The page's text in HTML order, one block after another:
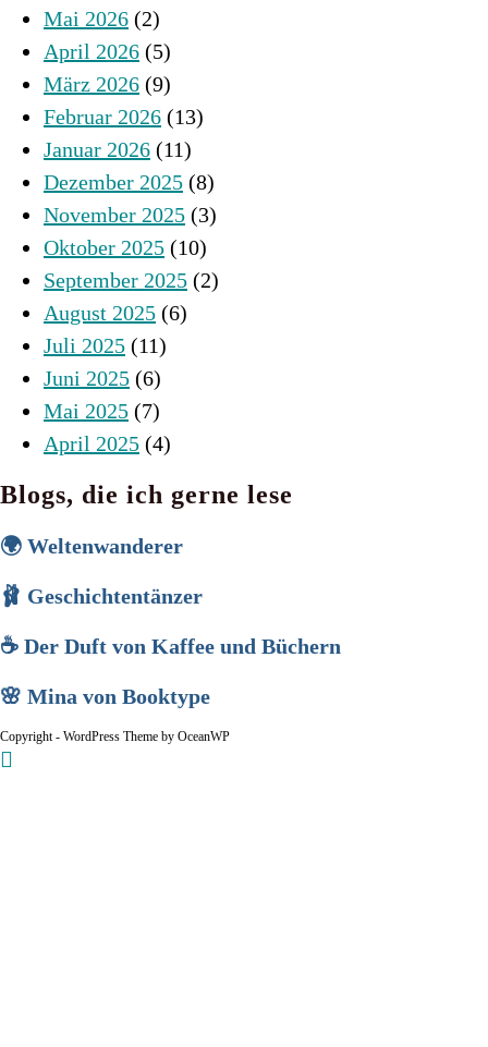
Mai 2026 (2)
April 2026 (5)
März 2026 (9)
Februar 2026 (13)
Januar 2026 (11)
Dezember 2025 (8)
November 2025 (3)
Oktober 2025 (10)
September 2025 (2)
August 2025 (6)
Juli 2025 (11)
Juni 2025 (6)
Mai 2025 (7)
April 2025 (4)
Blogs, die ich gerne lese
🌍 Weltenwanderer
🩰 Geschichtentänzer
☕ Der Duft von Kaffee und Büchern
🌸 Mina von Booktype
Copyright - WordPress Theme by OceanWP